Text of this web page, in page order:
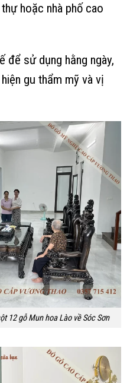
hoặc nhà phố cao
để sử dụng hằng ngày,
gu thẩm mỹ và vị
12 gỗ Mun hoa Lào về Sóc Sơn